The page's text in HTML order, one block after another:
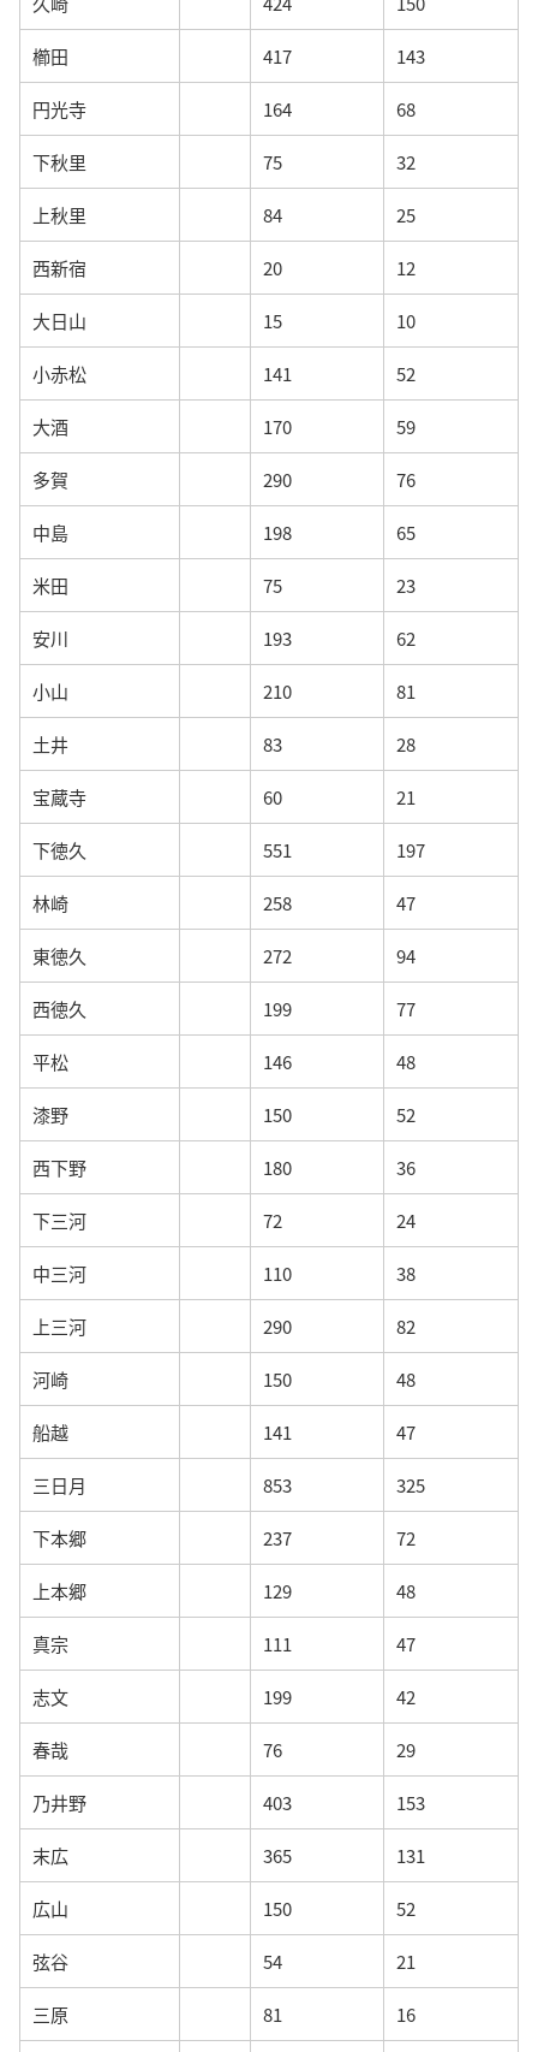
櫛田 417 143
円光寺 164 68
下秋里 75 32
上秋里 84 25
西新宿 20 12
大日山 15 10
小赤松 141 52
大酒 170 59
多賀 290 76
中島 198 65
米田 75 23
安川 193 62
小山 210 81
土井 83 28
宝蔵寺 60 21
下徳久 551 197
林崎 258 47
東徳久 272 94
西徳久 199 77
平松 146 48
漆野 150 52
西下野 180 36
下三河 72 24
中三河 110 38
上三河 290 82
河崎 150 48
船越 141 47
三日月 853 325
下本郷 237 72
上本郷 129 48
真宗 111 47
志文 199 42
春哉 76 29
乃井野 403 153
末広 365 131
広山 150 52
弦谷 54 21
三原 81 16